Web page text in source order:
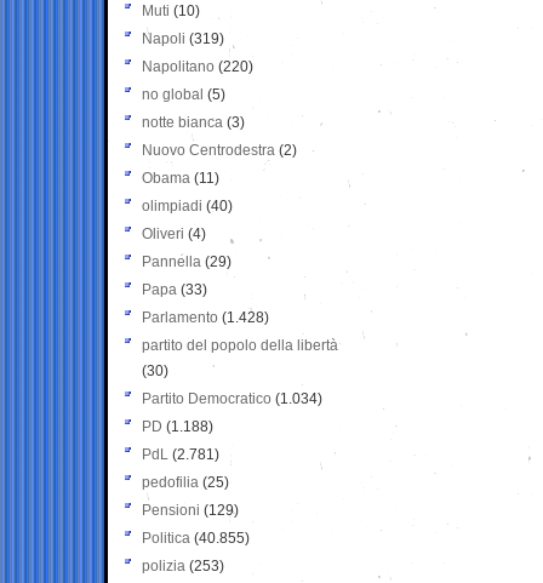
Muti (10)
Napoli (319)
Napolitano (220)
no global (5)
notte bianca (3)
Nuovo Centrodestra (2)
Obama (11)
olimpiadi (40)
Oliveri (4)
Pannella (29)
Papa (33)
Parlamento (1.428)
partito del popolo della libertà
(30)
Partito Democratico (1.034)
PD (1.188)
PdL (2.781)
pedofilia (25)
Pensioni (129)
Politica (40.855)
polizia (253)